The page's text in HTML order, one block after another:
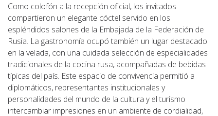
Como colofón a la recepción oficial, los invitados
compartieron un elegante cóctel servido en los
espléndidos salones de la Embajada de la Federación de
Rusia. La gastronomía ocupó también un lugar destacado
en la velada, con una cuidada selección de especialidades
tradicionales de la cocina rusa, acompañadas de bebidas
típicas del país. Este espacio de convivencia permitió a
diplomáticos, representantes institucionales y
personalidades del mundo de la cultura y el turismo
intercambiar impresiones en un ambiente de cordialidad,